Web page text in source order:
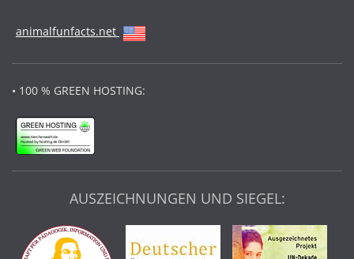
animalfunfacts.net
• 100 % GREEN HOSTING:
AUSZEICHNUNGEN UND SIEGEL: